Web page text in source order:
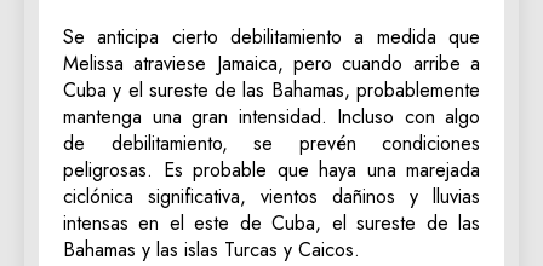
Se anticipa cierto debilitamiento a medida que
Melissa atraviese Jamaica, pero cuando arribe a
Cuba y el sureste de las Bahamas, probablemente
mantenga una gran intensidad. Incluso con algo
de debilitamiento, se prevén condiciones
peligrosas. Es probable que haya una marejada
ciclónica significativa, vientos dañinos y lluvias
intensas en el este de Cuba, el sureste de las
Bahamas y las islas Turcas y Caicos.